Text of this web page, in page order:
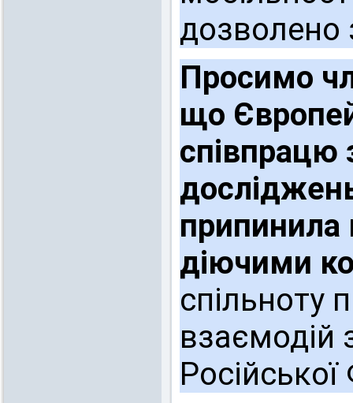
дозволено
Просимо
що
співпрацю
припинила
діючими
спільноту
Російської